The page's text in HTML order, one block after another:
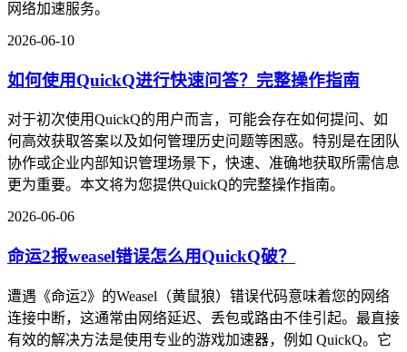
网络加速服务。
2026-06-10
如何使用QuickQ进行快速问答？完整操作指南
对于初次使用QuickQ的用户而言，可能会存在如何提问、如
何高效获取答案以及如何管理历史问题等困惑。特别是在团队
协作或企业内部知识管理场景下，快速、准确地获取所需信息
更为重要。本文将为您提供QuickQ的完整操作指南。
2026-06-06
命运2报weasel错误怎么用QuickQ破？
遭遇《命运2》的Weasel（黄鼠狼）错误代码意味着您的网络
连接中断，这通常由网络延迟、丢包或路由不佳引起。最直接
有效的解决方法是使用专业的游戏加速器，例如 QuickQ。它